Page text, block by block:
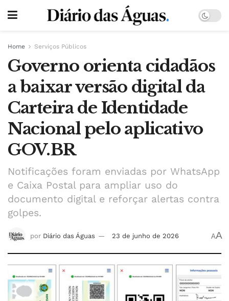
Home Serviços Públicos
Governo orienta cidadãos
a baixar versão digital da
Carteira de Identidade
Nacional pelo aplicativo
GOV.BR
Notificações foram enviadas por WhatsApp
e Caixa Postal para ampliar uso do
documento digital e reforçar alertas contra
golpes.
por Diário das Águas 23 de junho de 2026 AA